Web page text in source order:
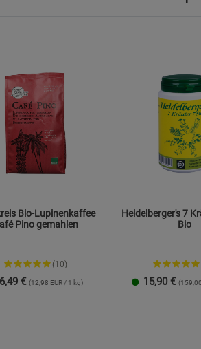
Bio-Lupinenkaffee
Pino gemahlen
(10)
6,49 € (12,98 EUR / 1 kg)
Heidelberger's 7
Bio
15,90 €
Beschreibung